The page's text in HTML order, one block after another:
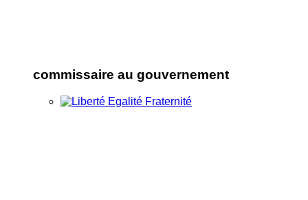
commissaire au gouvernement